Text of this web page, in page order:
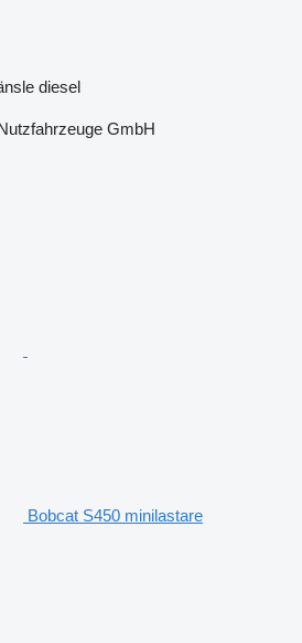
diesel
GmbH
Bobcat S450 minilastare